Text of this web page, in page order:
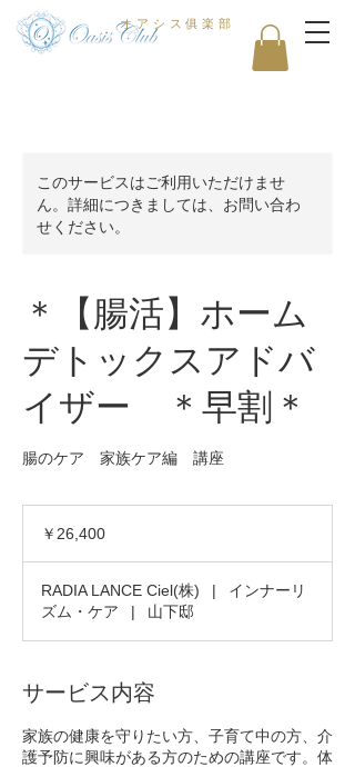
オアシス俱楽部
このサービスはご利用いただけませ
ん。詳細につきましては、お問い合わ
せください。
＊【腸活】ホーム
デトックスアドバ
イザー ＊早割＊
腸のケア 家族ケア編 講座
￥26,400
RADIA LANCE Ciel(株) |
インナーリ
ズム・ケア
| 山下邸
サービス内容
家族の健康を守りたい方、子育て中の方、介
護予防に興味がある方のための講座です。体